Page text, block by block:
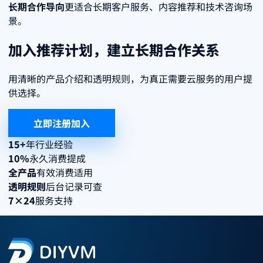
长期合作导向更适合长期客户服务、内容推荐和技术咨询场
景。
加入推荐计划，建立长期合作关系
用清晰的产品介绍和透明规则，为真正需要云服务的用户提
供选择。
立即注册加入
15+年行业经验
10%永久消费提成
全产品有效消费适用
透明规则后台记录可查
7×24服务支持